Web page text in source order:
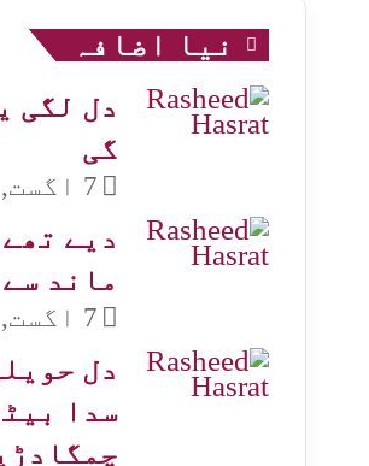
نیا اضافہ
دل لگی
گی
7 اگست, 2026
دیے
ماند سے
7 اگست, 2026
دل
سدا